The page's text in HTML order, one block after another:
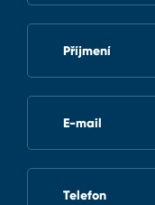
Příjmení
E-mail
Telefon